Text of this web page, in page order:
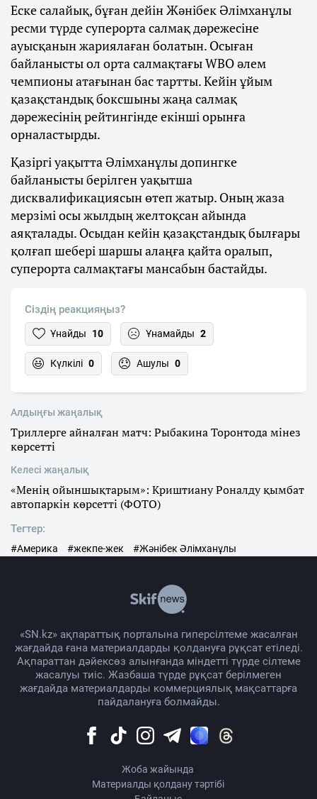
Еске салайық, бұған дейін Жәнібек Әлімханұлы
ресми түрде суперорта салмақ дәрежесіне
ауысқанын жариялаған болатын. Осыған
байланысты ол орта салмақтағы WBO әлем
чемпионы атағынан бас тартты. Кейін ұйым
қазақстандық боксшыны жаңа салмақ
дәрежесінің рейтингінде екінші орынға
орналастырды.
Қазіргі уақытта Әлімханұлы допингке
байланысты берілген уақытша
дисквалификациясын өтеп жатыр. Оның жаза
мерзімі осы жылдың желтоқсан айында
аяқталады. Осыдан кейін қазақстандық былғары
қолғап шебері шаршы алаңға қайта оралып,
суперорта салмақтағы мансабын бастайды.
Сіздің реакцияңыз?
Ұнайды 10 Ұнамайды 2
Күлкілі 0 Ашулы 0
Алдыңғы жаңалық
Триллерге айналған матч: Рыбакина Торонтода мінез
көрсетті
Келесі жаңалық
«Менің ойыншықтарым»: Криштиану Роналду қымбат
автопаркін көрсетті (ФОТО)
Тегтер:
#Америка #жекпе-жек #Жәнібек Әлімханұлы
«SN.kz» ақпараттық порталына гиперсілтеме жасалған
жағдайда ғана материалдарды қолдануға рұқсат етіледі.
Ақпараттан дәйексөз алынғанда міндетті түрде сілтеме
жасалуы тиіс. Жазбаша түрде рұқсат берілмеген
жағдайда материалдарды коммерциялық мақсаттарға
пайдалануға болмайды.
Жоба жайында
Материалды қолдану тәртібі